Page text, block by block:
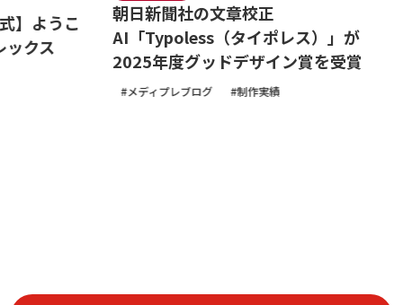
うこ
ス
朝日新聞社の文章校正
AI「Typoless（タイポレス）」が
2025年度グッドデザイン賞を受賞
メディプレブログ 制作実績